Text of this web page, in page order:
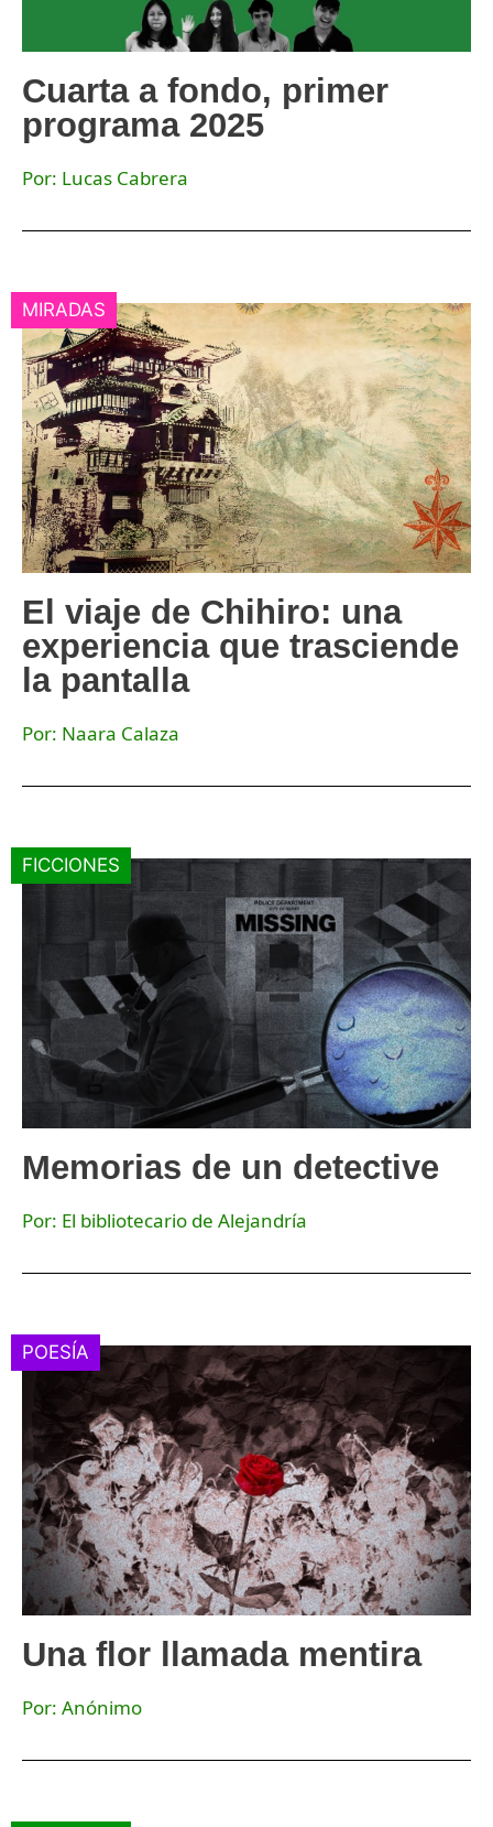
Cuarta a fondo, primer
programa 2025
Por: Lucas Cabrera
MIRADAS
El viaje de Chihiro: una
experiencia que trasciende
la pantalla
Por: Naara Calaza
FICCIONES
Memorias de un detective
Por: El bibliotecario de Alejandría
POESÍA
Una flor llamada mentira
Por: Anónimo